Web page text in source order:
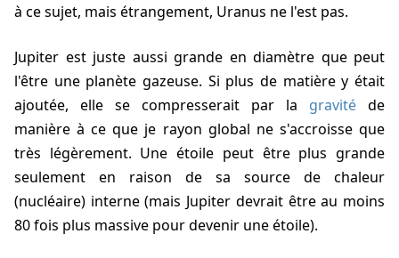
à ce sujet, mais étrangement, Uranus ne l'est pas.
Jupiter est juste aussi grande en diamètre que peut
l'être une planète gazeuse. Si plus de matière y était
ajoutée, elle se compresserait par la gravité de
manière à ce que je rayon global ne s'accroisse que
très légèrement. Une étoile peut être plus grande
seulement en raison de sa source de chaleur
(nucléaire) interne (mais Jupiter devrait être au moins
80 fois plus massive pour devenir une étoile).